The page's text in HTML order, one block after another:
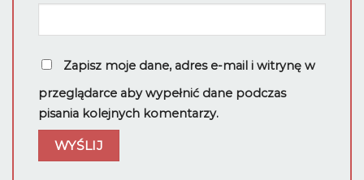
Zapisz moje dane, adres e-mail i witrynę w
przeglądarce aby wypełnić dane podczas
pisania kolejnych komentarzy.